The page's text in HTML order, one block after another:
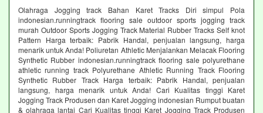
Olahraga Jogging track Bahan Karet Tracks Diri simpul Pola
indonesian.runningtrack flooring sale outdoor sports jogging track
murah Outdoor Sports Jogging Track Material Rubber Tracks Self knot
Pattern Harga terbaik: Pabrik Handal, penjualan langsung, harga
menarik untuk Anda! Poliuretan Athletic Menjalankan Melacak Flooring
Synthetic Rubber indonesian.runningtrack flooring sale polyurethane
athletic running track Polyurethane Athletic Running Track Flooring
Synthetic Rubber Track Harga terbaik: Pabrik Handal, penjualan
langsung, harga menarik untuk Anda! Cari Kualitas tinggi Karet
Jogging Track Produsen dan Karet Jogging indonesian Rumput buatan
& olahraga lantai Cari Kualitas tinggi Karet Jogging Track Produsen